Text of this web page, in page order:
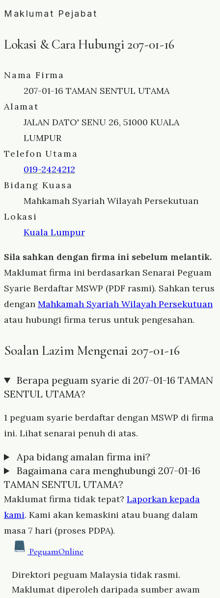
Maklumat Pejabat
Lokasi & Cara Hubungi 207-01-16
Nama Firma
207-01-16 TAMAN SENTUL UTAMA
Alamat
JALAN DATO' SENU 26, 51000 KUALA
LUMPUR
Telefon Utama
019-2424212
Bidang Kuasa
Mahkamah Syariah Wilayah Persekutuan
Lokasi
Kuala Lumpur
Sila sahkan dengan firma ini sebelum melantik.
Maklumat firma ini berdasarkan Senarai Peguam
Syarie Berdaftar MSWP (PDF rasmi). Sahkan terus
dengan Mahkamah Syariah Wilayah Persekutuan
atau hubungi firma terus untuk pengesahan.
Soalan Lazim Mengenai 207-01-16
Berapa peguam syarie di 207-01-16 TAMAN
SENTUL UTAMA?
1 peguam syarie berdaftar dengan MSWP di firma
ini. Lihat senarai penuh di atas.
Apa bidang amalan firma ini?
Bagaimana cara menghubungi 207-01-16
TAMAN SENTUL UTAMA?
Maklumat firma tidak tepat? Laporkan kepada
kami. Kami akan kemaskini atau buang dalam
masa 7 hari (proses PDPA).
PeguamOnline
Direktori peguam Malaysia tidak rasmi.
Maklumat diperoleh daripada sumber awam